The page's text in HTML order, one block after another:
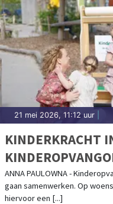
21 mei 2026, 11:12 uur
KINDERKRACHT
MONTER EN
ANNA PAULOWNA -
gaan samenwerken. Op
hiervoor een [...]